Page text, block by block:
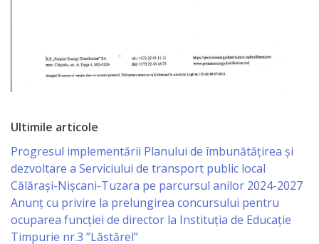
Comunală
şi
Specialist
în
Problemele
Antreprenoriat,
Ultimile articole
Progresul implementării Planului de îmbunătățirea și
dezvoltare a Serviciului de transport public local
Călărași-Nișcani-Tuzara pe parcursul anilor 2024-2027
Anunț cu privire la prelungirea concursului pentru
ocuparea funcţiei de director la Instituția de Educație
Timpurie nr.3 ”Lăstărel”